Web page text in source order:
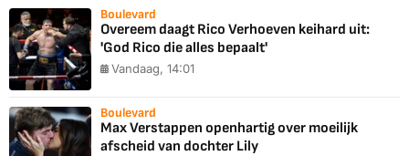
Boulevard
Overeem daagt Rico Verhoeven keihard uit:
'God Rico die alles bepaalt'
Vandaag, 14:01
Boulevard
Max Verstappen openhartig over moeilijk
afscheid van dochter Lily